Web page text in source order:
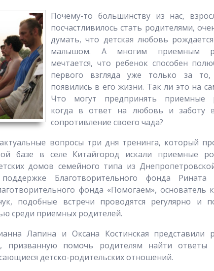
Почему-то большинству из нас,
посчастливилось стать родителями,
думать, что детская любовь
малышом. А многим приемным
мечтается, что ребенок способен
первого взгляда уже только за
появились в его жизни. Так ли это на
Что могут предпринять приемные
когда в ответ на любовь и заботу
сопротивление своего чада?
вопросы три дня тренинга, который
базе в селе Китайгород искали приемные
домов семейного типа из
Благотворительного фонда Рината
фонда «Помогаем», основатель
подобные встречи проводятся регулярно и
среди приемных родителей.
Лапина и Оксана Костинская представили
призванную помочь родителям найти ответы
детско-родительских отношений.